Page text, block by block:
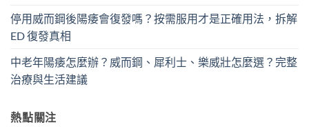
停用威而鋼後陽痿會復發嗎？按需服用才是正確用法，拆解
ED 復發真相
中老年陽痿怎麼辦？威而鋼、犀利士、樂威壯怎麼選？完整
治療與生活建議
熱點關注